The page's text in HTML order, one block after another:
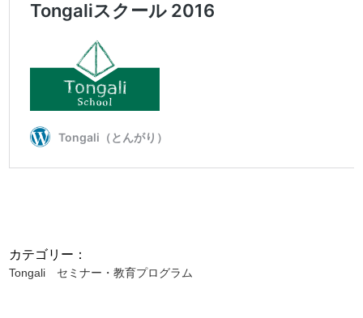
カテゴリー：
Tongali セミナー・教育プログラム